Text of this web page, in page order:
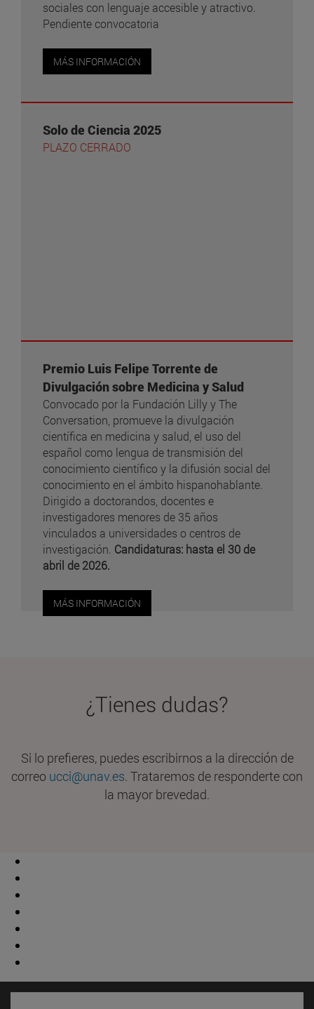
sociales con lenguaje accesible y atractivo.
Pendiente convocatoria
MÁS INFORMACIÓN
Solo de Ciencia 2025
PLAZO CERRADO
Premio Luis Felipe Torrente de
Divulgación sobre Medicina y Salud
Convocado por la Fundación Lilly y The
Conversation, promueve la divulgación
científica en medicina y salud, el uso del
español como lengua de transmisión del
conocimiento científico y la difusión social del
conocimiento en el ámbito hispanohablante.
Dirigido a doctorandos, docentes e
investigadores menores de 35 años
vinculados a universidades o centros de
investigación. Candidaturas: hasta el 30 de
abril de 2026.
MÁS INFORMACIÓN
¿Tienes dudas?
Si lo prefieres, puedes escribirnos a la dirección de
correo ucci@unav.es. Trataremos de responderte con
la mayor brevedad.